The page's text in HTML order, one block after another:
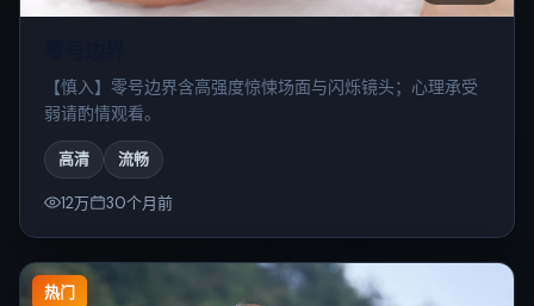
【慎入】零号边界含高强度惊悚场面与闪烁镜头；心理承受
弱请酌情观看。
高清 流畅
12万 30个月前
热门